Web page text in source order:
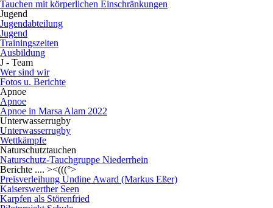
Tauchen mit körperlichen Einschränkungen
Jugend
Jugendabteilung
Jugend
Trainingszeiten
Ausbildung
J - Team
Wer sind wir
Fotos u. Berichte
Apnoe
Apnoe
Apnoe in Marsa Alam 2022
Unterwasserrugby
Unterwasserrugby
Wettkämpfe
Naturschutztauchen
Naturschutz-Tauchgruppe Niederrhein
Berichte .... ><(((°>
Preisverleihung Undine Award (Markus Eßer)
Kaiserswerther Seen
Karpfen als Störenfried